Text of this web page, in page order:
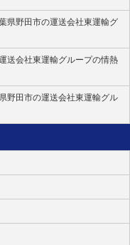
県野田市の運送会社東運輸グ
送会社東運輸グループの情熱
野田市の運送会社東運輸グル